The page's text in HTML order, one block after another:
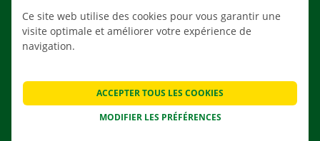
AGENCES
Ce site web utilise des cookies pour vous garantir une
visite optimale et améliorer votre expérience de
navigation.
MODIFIER LES PRÉFÉRENCES
ACCEPTER TOUS LES COOKIES